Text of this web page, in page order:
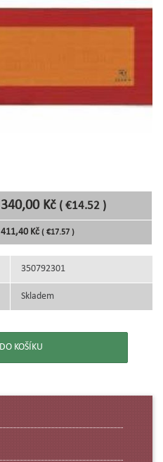
340,00 Kč ( €14.52 )
411,40 Kč ( €17.57 )
350792301
Skladem